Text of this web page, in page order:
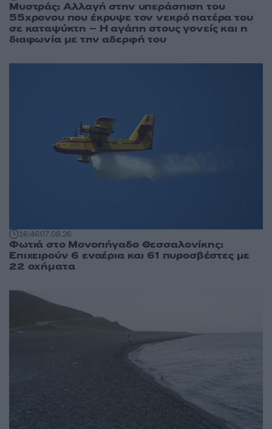
Μυστράς: Αλλαγή στην υπεράσπιση του
55χρονου που έκρυψε τον νεκρό πατέρα του
σε καταψύκτη – Η αγάπη στους γονείς και η
διαφωνία με την αδερφή του
16:4607.08.26
Φωτιά στο Μονοπήγαδο Θεσσαλονίκης:
Επιχειρούν 6 εναέρια και 61 πυροσβέστες με
22 οχήματα